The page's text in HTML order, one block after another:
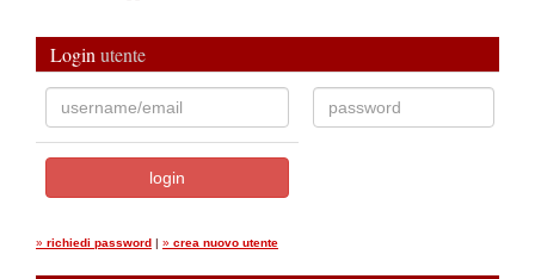
Login utente
» richiedi password | » crea nuovo utente